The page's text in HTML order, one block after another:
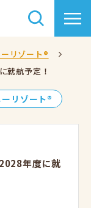
リゾート®
就航予定！
リゾート®
年度に就